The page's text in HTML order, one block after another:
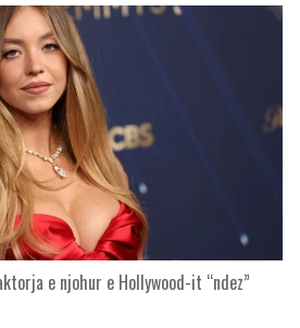
e njohur e Hollywood-it “ndez”